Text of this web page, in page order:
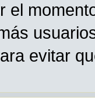
el
evitar